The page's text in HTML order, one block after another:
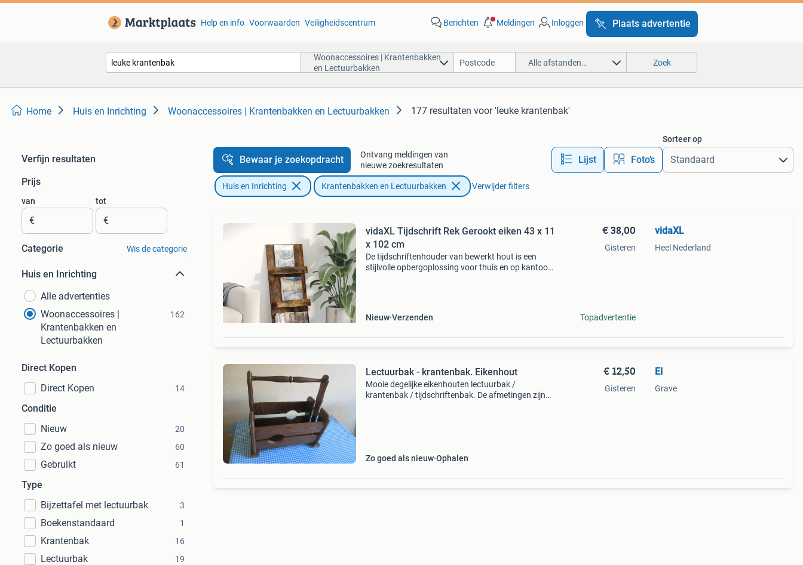
Help en info Voorwaarden Veiligheidscentrum Berichten Meldingen Inloggen Plaats advertentie
Woonaccessoires | Krantenbakken
en Lectuurbakken
Alle afstanden… Zoek
Home Huis en Inrichting Woonaccessoires | Krantenbakken en Lectuurbakken 177 resultaten voor 'leuke krantenbak'
Verfijn resultaten
Prijs
van
€
tot
€
Categorie Wis de categorie
Huis en Inrichting
Alle advertenties
Woonaccessoires |
Krantenbakken en
Lectuurbakken
162
Direct Kopen
Direct Kopen
14
Conditie
Nieuw
20
Zo goed als nieuw 60
Gebruikt 61
Type
Bijzettafel met lectuurbak
3
Boekenstandaard 1
Krantenbak 16
Lectuurbak 19
Bewaar je zoekopdracht
Ontvang meldingen van
nieuwe zoekresultaten
Lijst Foto’s
Sorteer op
Huis en Inrichting Krantenbakken en Lectuurbakken Verwijder filters
vidaXL Tijdschrift Rek Gerookt eiken 43 x 11
x 102 cm
De tijdschriftenhouder van bewerkt hout is een
stijlvolle opbergoplossing voor thuis en op kantoor.
Nieuw Verzenden
€ 38,00
Gisteren
Topadvertentie
vidaXL
Heel Nederland
Lectuurbak - krantenbak. Eikenhout
Mooie degelijke eikenhouten lectuurbak /
krantenbak / tijdschriftenbak. De afmetingen zijn
Zo goed als nieuw Ophalen
€ 12,50
Gisteren
El
Grave